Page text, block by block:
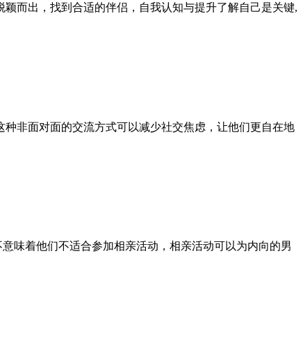
而出，找到合适的伴侣，自我认知与提升了解自己是关键,
非面对面的交流方式可以减少社交焦虑，让他们更自在地
味着他们不适合参加相亲活动，相亲活动可以为内向的男